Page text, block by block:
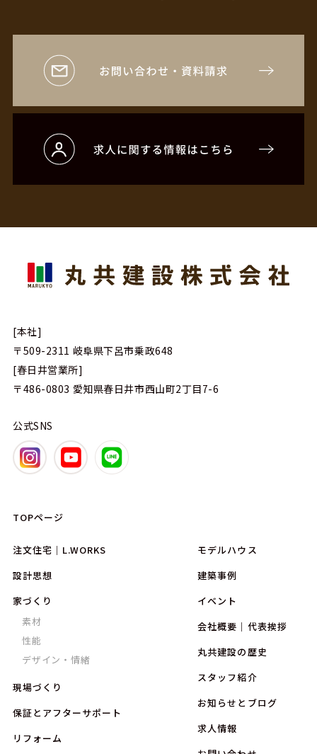
[本社]
〒509-2311 岐阜県下呂市乗政648
[春日井営業所]
〒486-0803 愛知県春日井市西山町2丁目7-6
公式SNS
TOPページ
注文住宅｜L.WORKS
設計思想
家づくり
素材
性能
デザイン・情緒
現場づくり
保証とアフターサポート
リフォーム
モデルハウス
建築事例
イベント
会社概要｜代表挨拶
丸共建設の歴史
スタッフ紹介
お知らせとブログ
求人情報